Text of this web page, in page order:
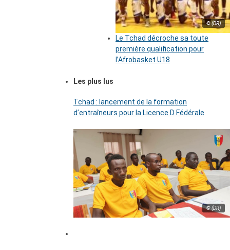
© (DR)
Le Tchad décroche sa toute
première qualification pour
l’Afrobasket U18
Les plus lus
Tchad : lancement de la formation
d’entraîneurs pour la Licence D Fédérale
© (DR)